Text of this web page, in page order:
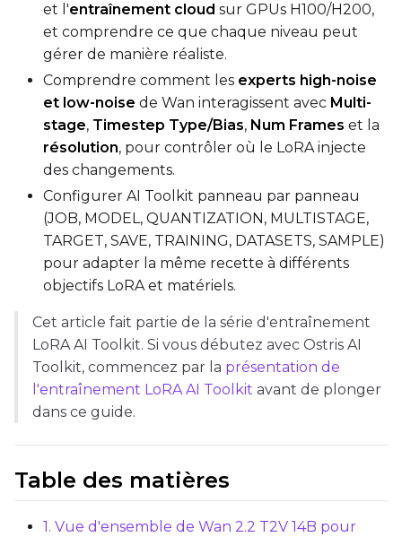
Stages to Train
ToggleHigh Noise
High Noise
Toggle
Switch Every
TARGET
Target Type
LoRA
Linear Rank
SAVE
Data Type
Save Every
et l'entraînement cloud sur GPUs H100/H200,
et comprendre ce que chaque niveau peut
gérer de manière réaliste.
Comprendre comment les experts high-noise
et low-noise de Wan interagissent avec Multi-
stage, Timestep Type/Bias, Num Frames et la
résolution, pour contrôler où le LoRA injecte
des changements.
Configurer AI Toolkit panneau par panneau
(JOB, MODEL, QUANTIZATION, MULTISTAGE,
TARGET, SAVE, TRAINING, DATASETS, SAMPLE)
pour adapter la même recette à différents
objectifs LoRA et matériels.
Cet article fait partie de la série d'entraînement
LoRA AI Toolkit. Si vous débutez avec Ostris AI
Toolkit, commencez par la présentation de
l'entraînement LoRA AI Toolkit avant de plonger
dans ce guide.
Table des matières
1. Vue d'ensemble de Wan 2.2 T2V 14B pour